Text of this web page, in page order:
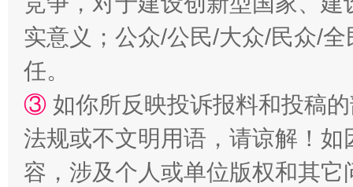
实意义；公众/公民/大众/民众/
任。
③ 如你所反映投诉报料和投稿
法规或不文明用语，请谅解！
容，涉及个人或单位版权和其它